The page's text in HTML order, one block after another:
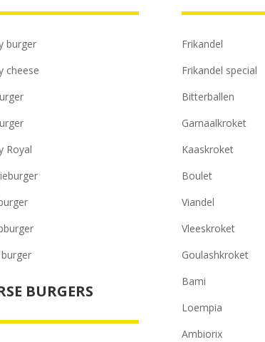
burger
cheese
Royal
BURGERS
Frikandel
Frikandel special
Bitterballen
Garnaalkroket
Kaaskroket
Boulet
Viandel
Vleeskroket
Goulashkroket
Bami
Loempia
Ambiorix